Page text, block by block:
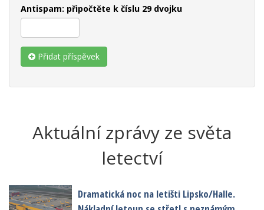
Antispam: připočtěte k číslu 29 dvojku
Přidat příspěvek
Aktuální zprávy ze světa
letectví
Dramatická noc na letišti Lipsko/Halle.